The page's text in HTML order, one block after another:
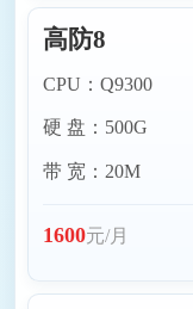
高防8
CPU：Q9300
硬 盘：500G
带 宽：20M
1600元/月